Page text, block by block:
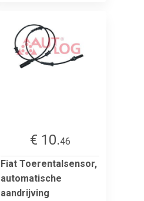
€ 10.46
Fiat Toerentalsensor,
automatische
aandrijving